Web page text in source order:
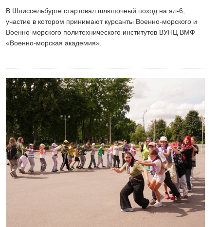
В Шлиссельбурге стартовал шлюпочный поход на ял-6,
участие в котором принимают курсанты Военно-морского и
Военно-морского политехнического институтов ВУНЦ ВМФ
«Военно-морская академия».